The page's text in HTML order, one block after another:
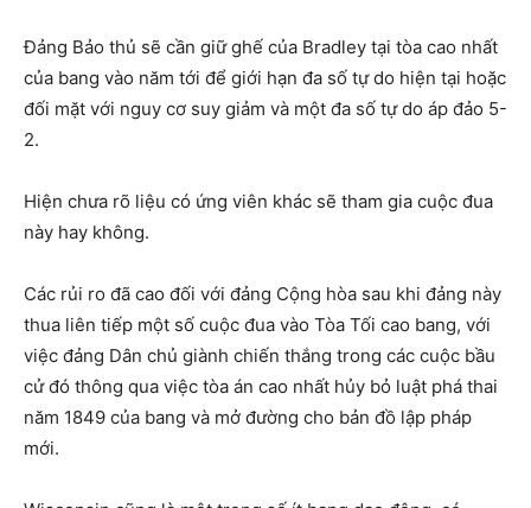
Đảng Bảo thủ sẽ cần giữ ghế của Bradley tại tòa cao nhất
của bang vào năm tới để giới hạn đa số tự do hiện tại hoặc
đối mặt với nguy cơ suy giảm và một đa số tự do áp đảo 5-
2.
Hiện chưa rõ liệu có ứng viên khác sẽ tham gia cuộc đua
này hay không.
Các rủi ro đã cao đối với đảng Cộng hòa sau khi đảng này
thua liên tiếp một số cuộc đua vào Tòa Tối cao bang, với
việc đảng Dân chủ giành chiến thắng trong các cuộc bầu
cử đó thông qua việc tòa án cao nhất hủy bỏ luật phá thai
năm 1849 của bang và mở đường cho bản đồ lập pháp
mới.